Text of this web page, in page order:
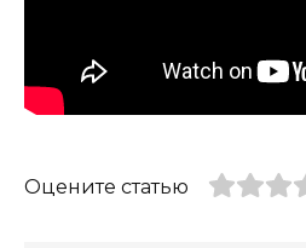
Оцените статью